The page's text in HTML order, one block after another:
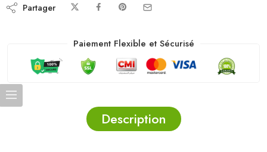
Partager
Paiement Flexible et Sécurisé
Description